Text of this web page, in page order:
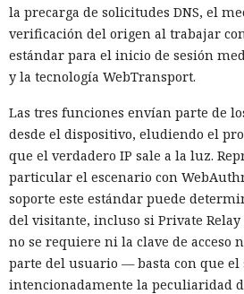
la precarga de solicitudes DNS, el
verificación del origen al trabajar
estándar para el inicio de sesión
y la tecnología WebTransport.
Las tres funciones envían parte de
desde el dispositivo, eludiendo el
que el verdadero IP sale a la luz.
particular el escenario con
soporte este estándar puede
del visitante, incluso si Private Relay
no se requiere ni la clave de acceso
parte del usuario — basta con que el
intencionadamente la peculiaridad